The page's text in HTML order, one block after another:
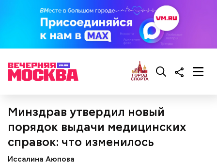
Минздрав утвердил новый
порядок выдачи медицинских
справок: что изменилось
Иссалина Аюпова
Все в противне заливается сливками. По вкусу
можно добавить соль и перец. Сверху блюдо
присыпают свежим базиликом и отправляют в
духовку на 15 минут.